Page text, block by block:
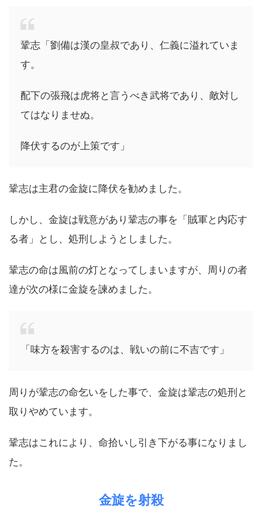
鞏志「劉備は漢の皇叔であり、仁義に溢れていま
す。
配下の張飛は虎将と言うべき武将であり、敵対し
てはなりませぬ。
降伏するのが上策です」
鞏志は主君の金旋に降伏を勧めました。
しかし、金旋は戦意があり鞏志の事を「賊軍と内応す
る者」とし、処刑しようとしました。
鞏志の命は風前の灯となってしまいますが、周りの者
達が次の様に金旋を諫めました。
「味方を殺害するのは、戦いの前に不吉です」
周りが鞏志の命乞いをした事で、金旋は鞏志の処刑と
取りやめています。
鞏志はこれにより、命拾いし引き下がる事になりまし
た。
金旋を射殺